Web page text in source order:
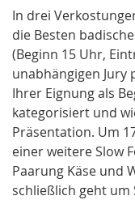
In drei
die Besten
(Beginn 15 Uhr,
unabhängigen Jury
Ihrer Eignung als
kategorisiert und
Präsentation. Um
einer weitere Slow
Paarung Käse und
schließlich geht um